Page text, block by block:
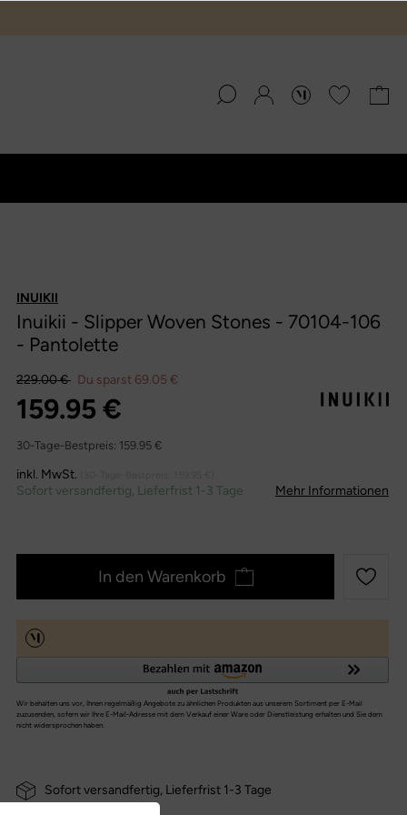
INUIKII
Inuikii - Slipper Woven Stones - 70104-106
- Pantolette
229.00 € Du sparst 69.05 €
159.95 €
30-Tage-Bestpreis: 159.95 €
inkl. MwSt.
Sofort versandfertig, Lieferfrist 1-3 Tage Mehr Informationen
In den Warenkorb
Sofort versandfertig, Lieferfrist 1-3 Tage